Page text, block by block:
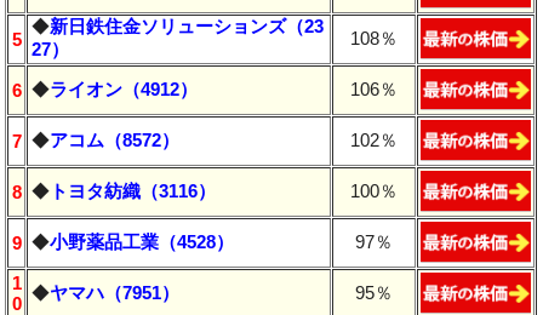
5
◆新日鉄住金ソリューションズ（23
27）
108％
6 ◆ライオン（4912） 106％
7 ◆アコム（8572） 102％
8 ◆ トヨタ紡織（3116） 100％
9 ◆小野薬品工業（4528）
97％
1
0
◆ヤマハ（7951）
95％